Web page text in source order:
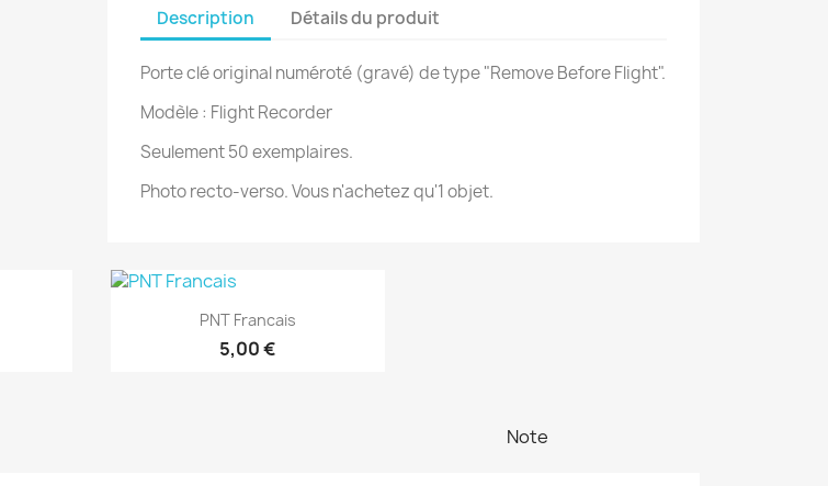
Description Détails du produit
Porte clé original numéroté (gravé) de type "Remove Before Flight".
Modèle : Flight Recorder
Seulement 50 exemplaires.
Photo recto-verso. Vous n'achetez qu'1 objet.
Aperçu rapide
PNT Francais
5,00 €
Note